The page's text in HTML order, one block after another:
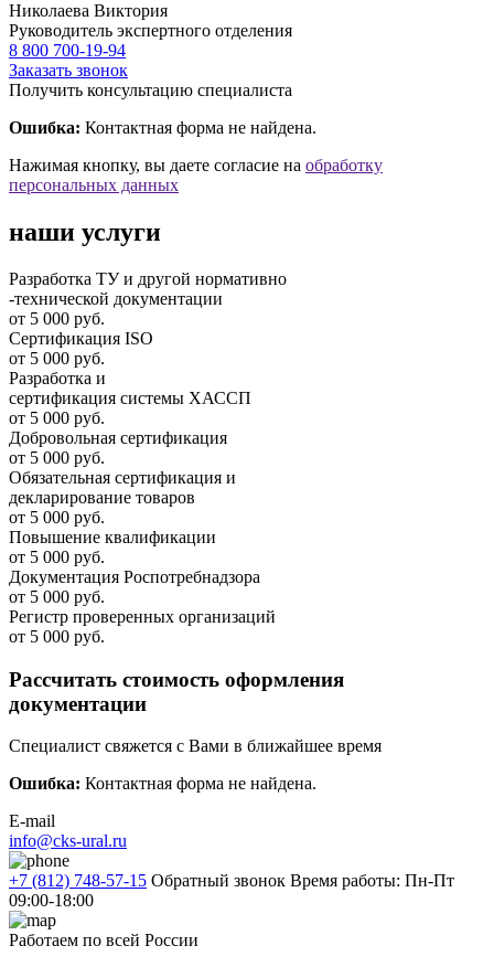
Николаева Виктория
Руководитель экспертного отделения
8 800 700-19-94
Заказать звонок
Получить консультацию специалиста
Ошибка: Контактная форма не найдена.
Нажимая кнопку, вы даете согласие на обработку
персональных данных
наши услуги
Разработка ТУ и другой нормативно
-технической документации
от 5 000 руб.
Сертификация ISO
от 5 000 руб.
Разработка и
cертификация системы ХАССП
от 5 000 руб.
Добровольная сертификация
от 5 000 руб.
Обязательная сертификация и
декларирование товаров
от 5 000 руб.
Повышение квалификации
от 5 000 руб.
Документация Роспотребнадзора
от 5 000 руб.
Регистр проверенных организаций
от 5 000 руб.
Рассчитать стоимость оформления
документации
Специалист свяжется с Вами в ближайшее время
Ошибка: Контактная форма не найдена.
E-mail
info@cks-ural.ru
+7 (812) 748-57-15 Обратный звонок Время работы: Пн-Пт
09:00-18:00
Работаем по всей России